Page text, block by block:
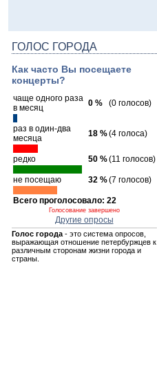
ГОЛОС ГОРОДА
Как часто Вы посещаете
концерты?
чаще одного раза
в месяц
0 % (0 голосов)
раз в один-два
месяца
18 %(4 голоса)
редко 50 %(11 голосов)
не посещаю 32 %(7 голосов)
Всего проголосовало: 22
Голосование завершено
Другие опросы
Голос города- это система опросов,
выражающая отношение петербуржцев к
различным сторонам жизни города и
страны.